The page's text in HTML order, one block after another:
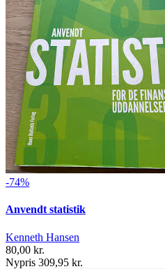
-74%
Anvendt statistik
Kenneth Hansen
80,00 kr.
Nypris 309,95 kr.